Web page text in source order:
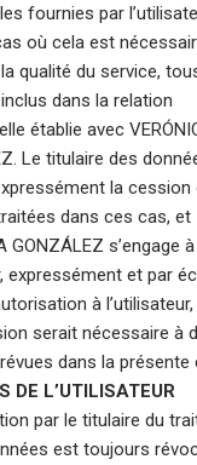
fournies par
où cela est
qualité du service,
dans la relation
établie avec
Le titulaire des
la cession
dans ces cas, et
GONZÁLEZ s’engage à
expressément et par
à
serait nécessaire à
dans la présente
DE L’UTILISATEUR
par le titulaire du
est toujours